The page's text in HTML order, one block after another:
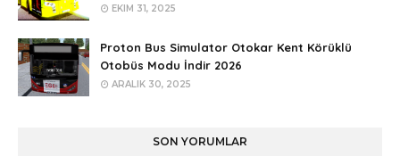
EKIM 31, 2025
Proton Bus Simulator Otokar Kent Körüklü
Otobüs Modu İndir 2026
ARALIK 30, 2025
SON YORUMLAR